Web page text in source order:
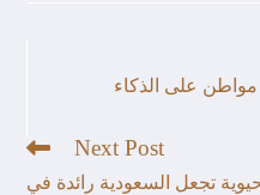
مواطن على الذكاء
Next Post
تجعل السعودية رائدة في